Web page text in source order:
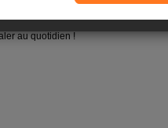
atouts. Découvrez tous
au quotidien !